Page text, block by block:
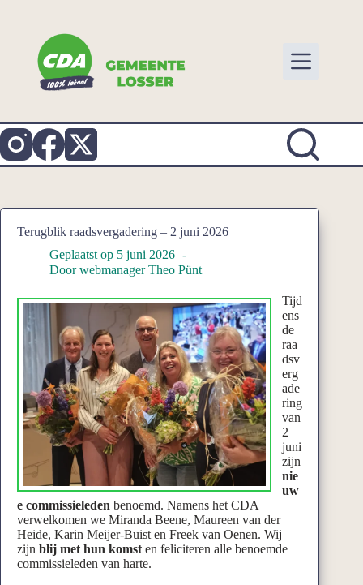
Terugblik raadsvergadering – 2 juni 2026
Geplaatst op 5 juni 2026
Door webmanager Theo Pünt
Tijd
ens
de
raa
dsv
erg
ade
ring
van
2
juni
zijn
nie
uw
e commissieleden benoemd. Namens het CDA
verwelkomen we Miranda Beene, Maureen van der
Heide, Karin Meijer-Buist en Freek van Oenen. Wij
zijn blij met hun komst en feliciteren alle benoemde
commissieleden van harte.